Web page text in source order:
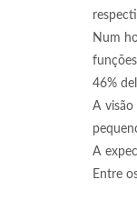
Num
46%
A visão
A
Entre